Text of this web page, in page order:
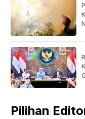
Pilihan